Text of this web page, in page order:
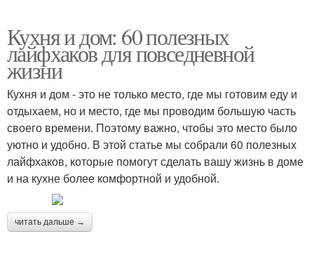
Кухня и дом: 60 полезных
лайфхаков для повседневной
жизни
Кухня и дом - это не только место, где мы готовим еду и
отдыхаем, но и место, где мы проводим большую часть
своего времени. Поэтому важно, чтобы это место было
уютно и удобно. В этой статье мы собрали 60 полезных
лайфхаков, которые помогут сделать вашу жизнь в доме
и на кухне более комфортной и удобной.
читать дальше →